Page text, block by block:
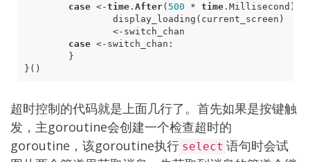
case <-time. After( 500 * time. Millisecond ):
display_loading ( current_screen )
<- switch_chan
case <- switch_chan :
}
}()
超时控制的代码就是上面几行了。首先如果是按键触
发，主goroutine会创建一个检查超时的
goroutine，该goroutine执行 select 语句时会试